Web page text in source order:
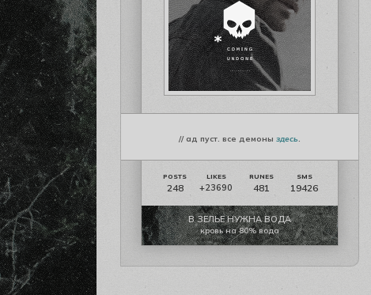
// ад пуст. все демоны здесь
248 +23690 481 19426
В ЗЕЛЬЕ НУЖНА ВОДА
кровь на 80% вода